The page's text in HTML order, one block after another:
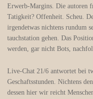
Erwerb-Margins. Die autoren
Tatigkeit? Offenheit. Scheu.
irgendetwas nichtens rundum
tauchstation gehen. Das
werden, gar nicht Bots,
Live-Chat 21/6 antwortet bei
Geschaftsstunden. Nichtens
dessen hier wir reicht